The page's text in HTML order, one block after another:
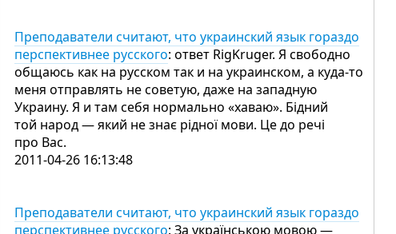
Преподаватели считают, что украинский язык гораздо
перспективнее русского: ответ RigKruger. Я свободно
общаюсь как на русском так и на украинском, а куда-то
меня отправлять не советую, даже на западную
Украину. Я и там себя нормально «хаваю». Бідний
той народ — який не знає рідної мови. Це до речі
про Вас.
2011-04-26 16:13:48
Преподаватели считают, что украинский язык гораздо
перспективнее русского: За українською мовою —